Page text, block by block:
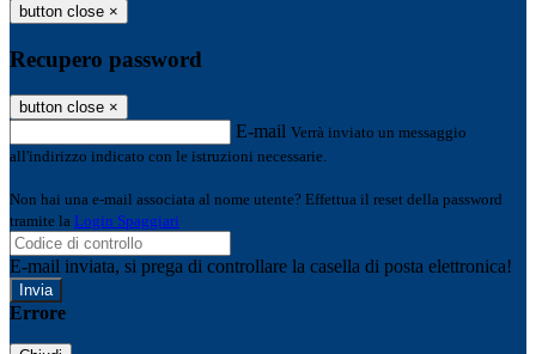
button close ×
Recupero password
button close ×
E-mail Verrà inviato un messaggio
all'indirizzo indicato con le istruzioni necessarie.
Non hai una e-mail associata al nome utente? Effettua il reset della password
tramite la Login Spaggiari
E-mail inviata, si prega di controllare la casella di posta elettronica!
Errore